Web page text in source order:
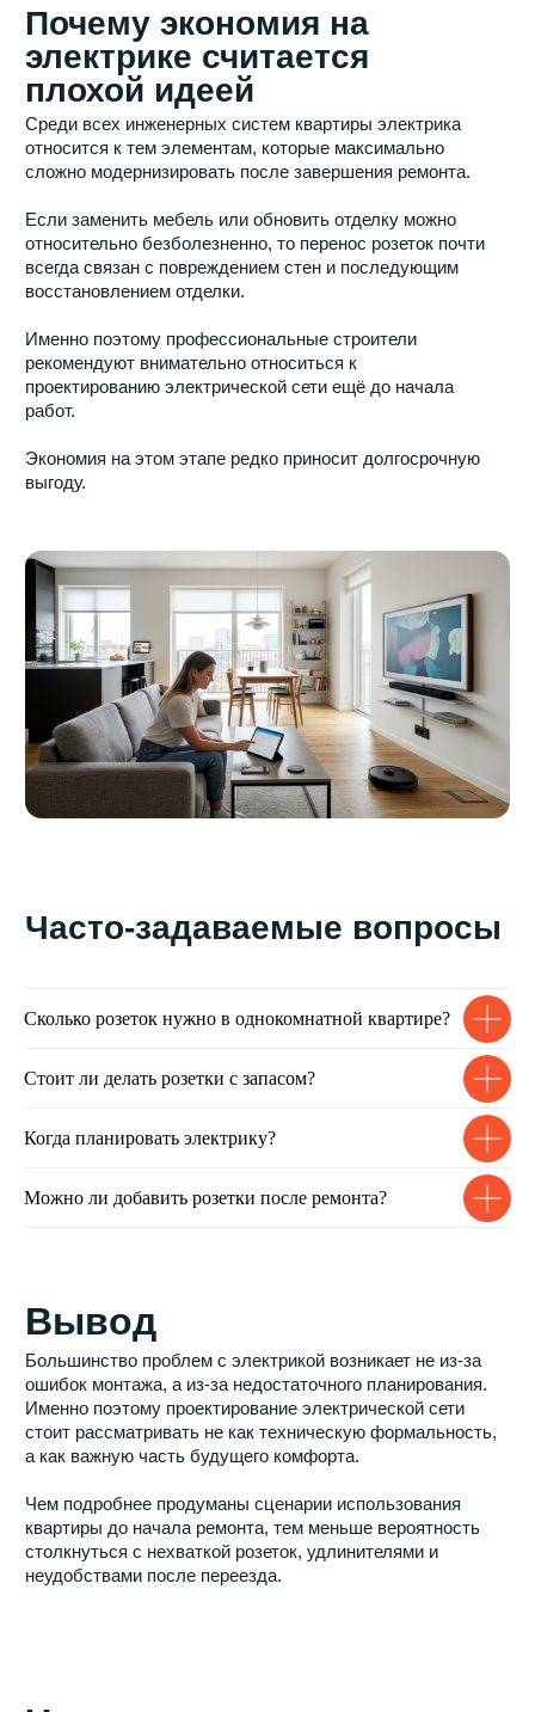
Сколько розеток нужно в однокомнатной квартире?
Стоит ли делать розетки с запасом?
Когда планировать электрику?
Можно ли добавить розетки после ремонта?
простым и комфортным
Звоните прямо сейчас:
+7 (495) 665-25-95
Если удобно, пишите:
Или просто оставьте заявку в форме ниже
и мы свяжемся с вами в ближайшее время для
обсуждения всех деталей
+7
Оставьте заявку на нашем сайте и наш
менеджер свяжется с вами в ближайшее время
выезда замерщика
Отправить
Я даюсогласие на обработку моих персональных
данных в соответствии с
политикой обработки
персональных данных
Связаться с нами
+7 (495) 665-25-95
Почта:
info-ivremont@mail.ru
Адрес: